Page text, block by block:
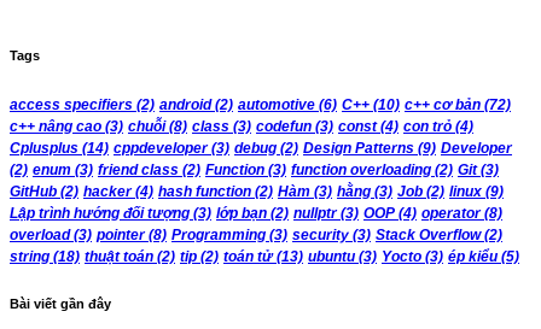
Tags
access specifiers (2) android(2) automotive (6) C++ (10) c++ cơ bản (72)
c++ nâng cao (3) chuỗi(8) class (3) codefun (3) const(4) con trỏ (4)
Cplusplus (14) cppdeveloper(3) debug (2) Design Patterns (9) Developer
(2) enum (3) friend class (2) Function (3) function overloading (2) Git(3)
GitHub (2) hacker(4) hash function (2) Hàm (3) hằng (3) Job (2) linux (9)
Lập trình hướng đối tượng (3) lớp bạn (2) nullptr(3) OOP (4) operator(8)
overload(3) pointer(8) Programming (3) security (3) Stack Overflow(2)
string (18) thuật toán (2) tip (2) toán tử(13) ubuntu (3) Yocto (3) ép kiểu (5)
Bài viết gần đây